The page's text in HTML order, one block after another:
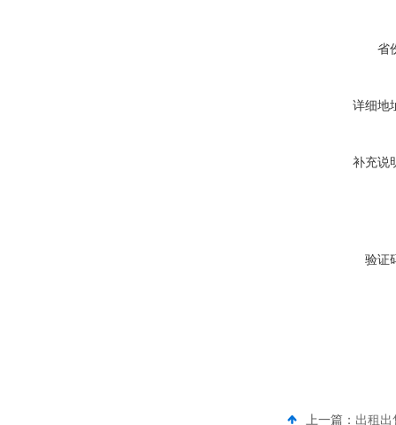
省
详细地
补充说
验证
上一篇： 出租出